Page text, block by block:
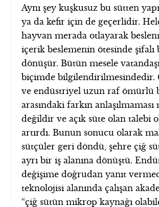
Aynı şey kuşkusuz bu sütten
ya da kefir için de geçerlidir.
hayvan merada otlayarak
içerik beslemenin ötesinde şifalı
dönüşür. Bütün mesele
biçimde bilgilendirilmesindedir.
ve endüstriyel uzun raf ömürlü
arasındaki farkın
değildir ve açık süte olan talebi
artırdı. Bunun sonucu olarak
sütçüler geri döndü, şehre çiğ süt
ayrı bir iş alanına dönüştü.
değişime doğrudan yanıt
teknolojisi alanında çalışan
“çiğ sütün mikrop kaynağı